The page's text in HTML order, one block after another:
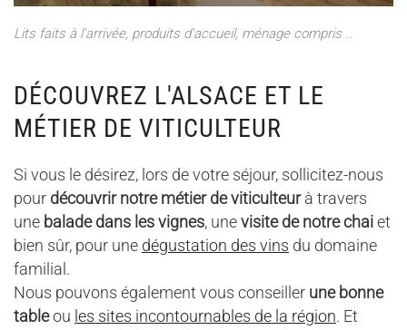
Lits faits à l'arrivée, produits d'accueil, ménage compris ..
DÉCOUVREZ L'ALSACE ET LE
MÉTIER DE VITICULTEUR
Si vous le désirez, lors de votre séjour, sollicitez-nous
pour découvrir notre métier de viticulteurà travers
une balade dans les vignes, une visite de notre chai et
bien sûr, pour une dégustation des vins du domaine
familial.
Nous pouvons également vous conseiller une bonne
tableou les sites incontournables de la région. Et